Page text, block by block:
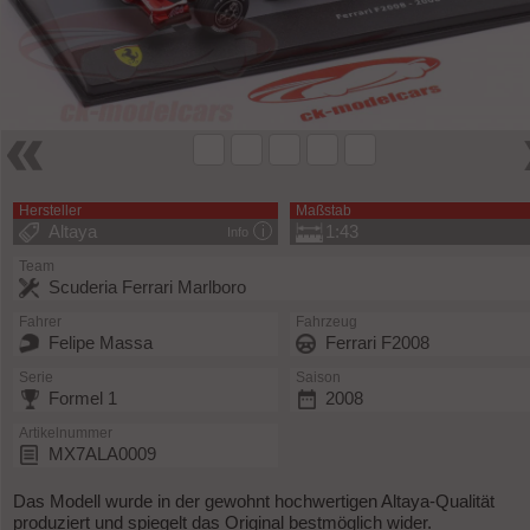
Hersteller
Info
Altaya
Maßstab
1:43
Team
Scuderia Ferrari Marlboro
Fahrer
Felipe Massa
Fahrzeug
Ferrari F2008
Serie
Formel 1
Saison
2008
Artikelnummer
MX7ALA0009
Das Modell wurde in der gewohnt hochwertigen Altaya-Qualität
produziert und spiegelt das Original bestmöglich wider.